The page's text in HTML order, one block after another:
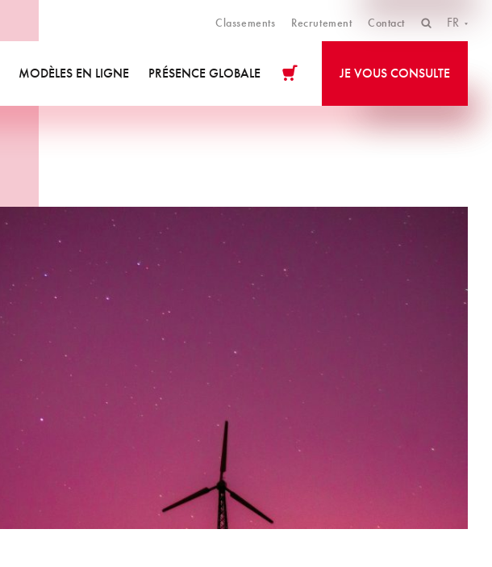
Classements Recrutement Contact FR
MODÈLES EN LIGNE PRÉSENCE GLOBALE JE VOUS CONSULTE